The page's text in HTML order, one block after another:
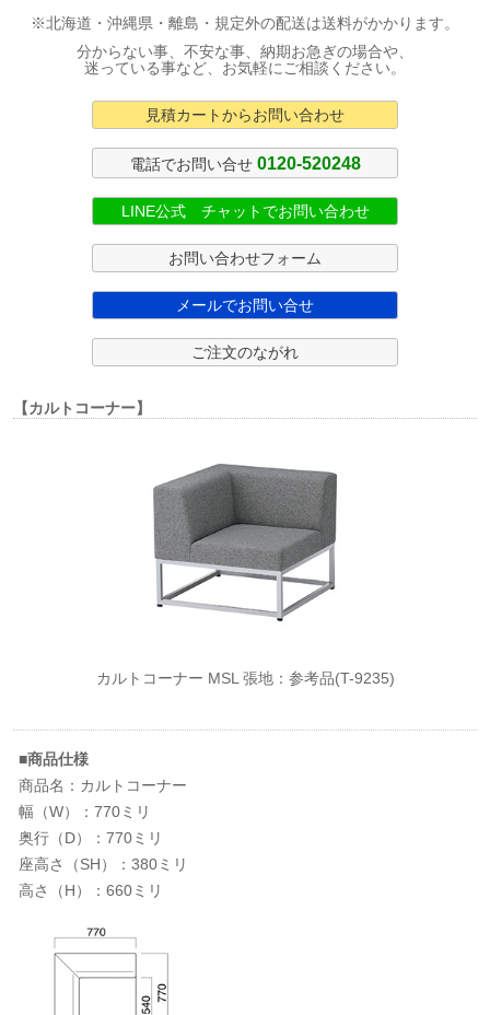
※北海道・沖縄県・離島・規定外の配送は送料がかかります。
分からない事、不安な事、納期お急ぎの場合や、
迷っている事など、お気軽にご相談ください。
見積カートからお問い合わせ
電話でお問い合せ 0120-520248
LINE公式 チャットでお問い合わせ
お問い合わせフォーム
メールでお問い合せ
ご注文のながれ
【カルトコーナー】
カルトコーナー MSL 張地：参考品(T-9235)
■商品仕様
商品名：カルトコーナー
幅（W）：770ミリ
奥行（D）：770ミリ
座高さ（SH）：380ミリ
高さ（H）：660ミリ